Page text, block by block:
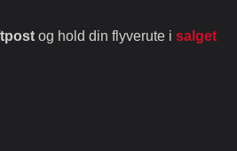
og hold din flyverute isalget